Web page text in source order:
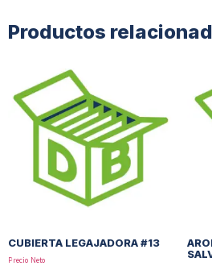
Productos
CUBIERTA LEGAJADORA #13
Precio Neto